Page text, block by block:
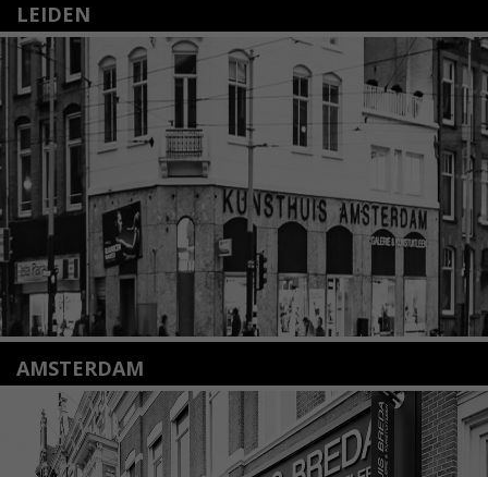
LEIDEN
Nieuwstraat 35
2312 KA Leiden
+31(0)71 – 52 84 480
info@kunsthuisleiden.nl
Lees meer
AMSTERDAM
Amstelveenseweg 135
1075 VX Amsterdam
+31 (0)20 2332546
info@kunsthuisamsterdam.nl